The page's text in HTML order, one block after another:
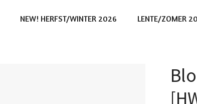
NEW! HERFST/WINTER 2026 LENTE/ZOMER